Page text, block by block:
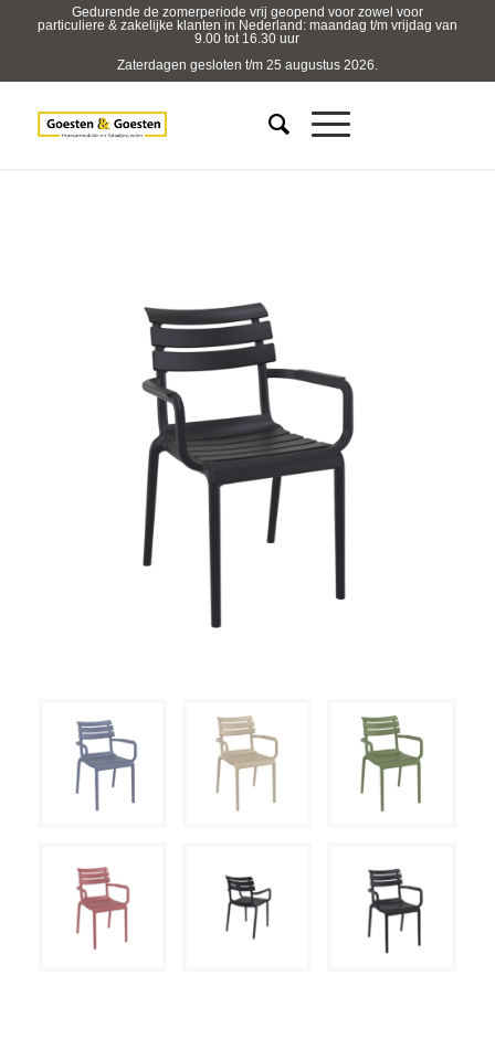
Gedurende de zomerperiode vrij geopend voor zowel voor
particuliere & zakelijke klanten in Nederland: maandag t/m vrijdag van
9.00 tot 16.30 uur
Zaterdagen gesloten t/m 25 augustus 2026.